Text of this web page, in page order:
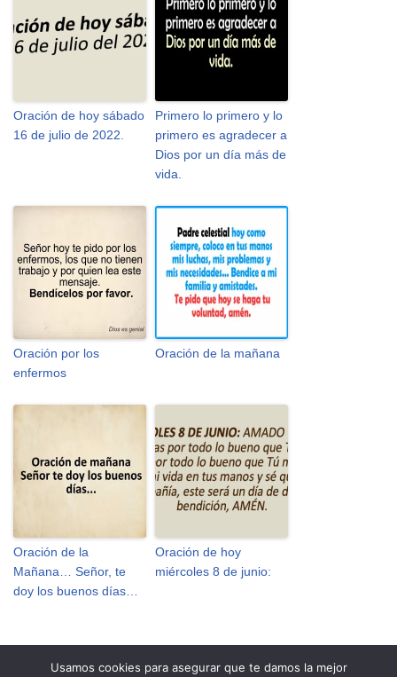
Oración de hoy sábado
16 de julio de 2022.
Primero lo primero y lo
primero es agradecer a
Dios por un día más de
vida.
Oración por los
enfermos
Oración de la mañana
Oración de la
Mañana… Señor, te
doy los buenos días…
Oración de hoy
miércoles 8 de junio:
Usamos cookies para asegurar que te damos la mejor